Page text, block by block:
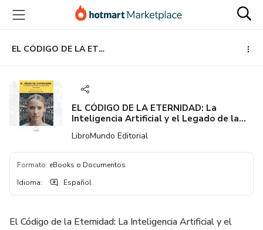
principal
página
de
página
EL CÓDIGO DE LA ETERNIDAD: La Inteligencia Artificial y el Legado de la Humanidad
EL CÓDIGO DE LA ETERNIDAD: La
Inteligencia Artificial y el Legado de la
LibroMundo Editorial
Formato: eBooks o Documentos
Idioma: Español
El Código de la Eternidad: La Inteligencia Artificial y el